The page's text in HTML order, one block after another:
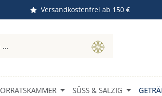
Versandkostenfrei ab 150 €
SÜSS & SALZIG